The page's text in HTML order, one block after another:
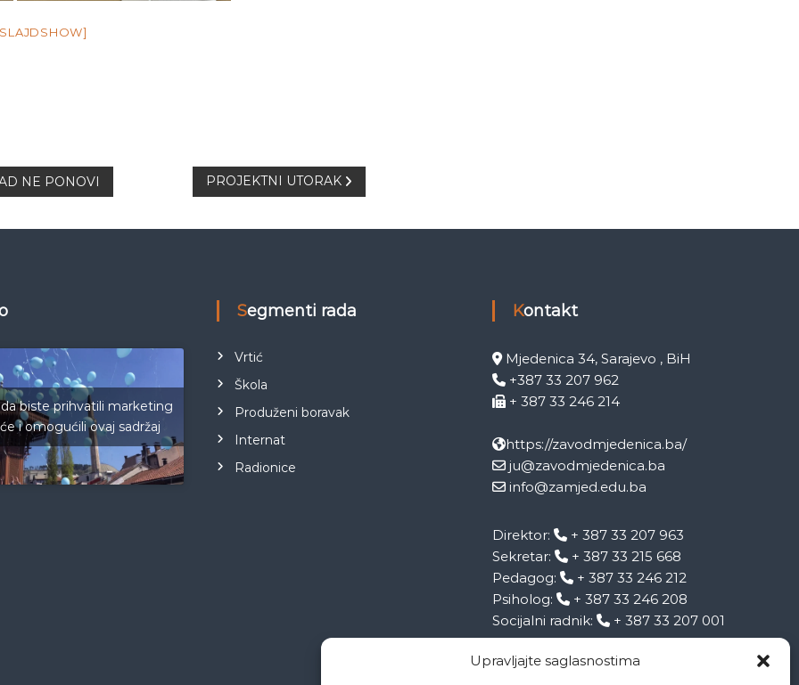
Upravljajte saglasnostima
NE PONOVI PROJEKTNI UTORAK
biste prihvatili marketing
i omogućili ovaj sadržaj
Segmenti rada
Vrtić
Škola
Produženi boravak
Internat
Radionice
Kontakt
Mjedenica 34, Sarajevo , BiH
+387 33 207 962
+ 387 33 246 214
https://zavodmjedenica.ba/
ju@zavodmjedenica.ba
info@zamjed.edu.ba
Direktor:
+ 387 33 207 963
Sekretar:
+ 387 33 215 668
Pedagog:
+ 387 33 246 212
Psiholog:
+ 387 33 246 208
Socijalni radnik:
+ 387 33 207 001